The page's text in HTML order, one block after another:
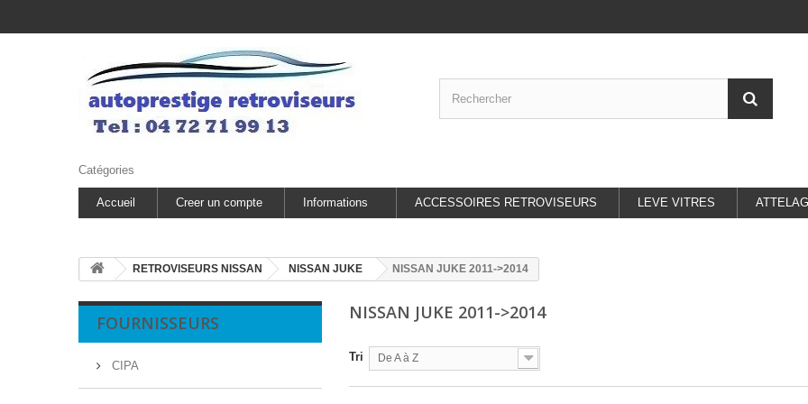
Catégories
Accueil Creer un compte Informations ACCESSOIRES RETROVISEURS LEVE VITRES
RETROVISEURS NISSAN NISSAN JUKE NISSAN JUKE 2011->2014
FOURNISSEURS
CIPA
NISSAN JUKE 2011->2014
Tri De A à Z